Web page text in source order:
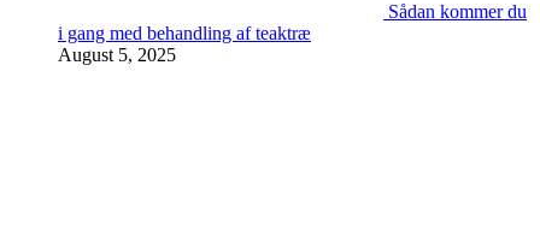
Sådan kommer du
i gang med behandling af teaktræ
August 5, 2025